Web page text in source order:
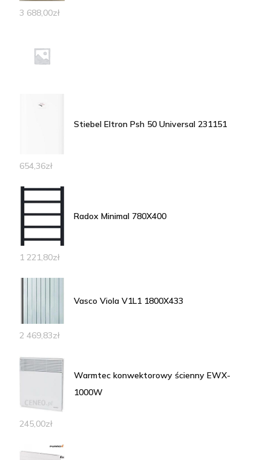
3 688,00zł
Stiebel Eltron Psh 50 Universal 231151
654,36zł
Radox Minimal 780X400
1 221,80zł
Vasco Viola V1L1 1800X433
2 469,83zł
Warmtec konwektorowy ścienny EWX-
1000W
245,00zł